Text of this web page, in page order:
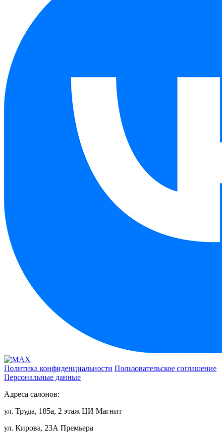
Политика конфиденциальности Пользовательское соглашение
Персональные данные
Адреса салонов:
ул. Труда, 185а, 2 этаж ЦИ Магнит
ул. Кирова, 23А Премьера